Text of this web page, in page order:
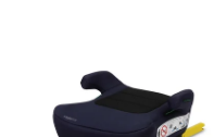
Přihlášení